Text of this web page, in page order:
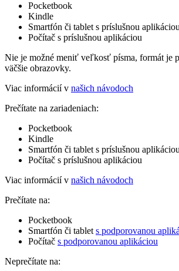
Pocketbook
Kindle
Smartfón či tablet s príslušnou aplikáciou
Počítač s príslušnou aplikáciou
Nie je možné meniť veľkosť písma, formát je
väčšie obrazovky.
Viac informácií v našich návodoch
Prečítate na zariadeniach:
Pocketbook
Kindle
Smartfón či tablet s príslušnou aplikáciou
Počítač s príslušnou aplikáciou
Viac informácií v našich návodoch
Prečítate na:
Pocketbook
Smartfón či tablet s podporovanou
Počítač s podporovanou aplikáciou
Neprečítate na: